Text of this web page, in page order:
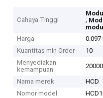
Cahaya Tinggi
,
Harga
Kuantitas min Order
10
Menyediakan
kemampuan
Nama merek
HCD
Nomor model